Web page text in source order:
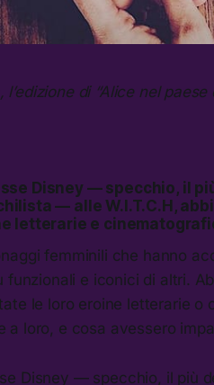
l’edizione di “Alice nel
Disney — specchio, il
— alle W.I.T.C.H,
letterarie e
femminili che hanno
funzionali e iconici di altri.
le loro eroine letterarie o
a loro, e cosa avessero
Disney — specchio, il più